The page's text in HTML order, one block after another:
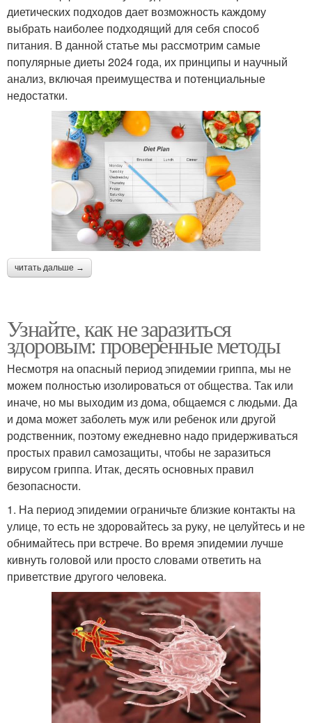
диетических подходов дает возможность каждому
выбрать наиболее подходящий для себя способ
питания. В данной статье мы рассмотрим самые
популярные диеты 2024 года, их принципы и научный
анализ, включая преимущества и потенциальные
недостатки.
читать дальше →
Узнайте, как не заразиться
здоровым: проверенные методы
Несмотря на опасный период эпидемии гриппа, мы не
можем полностью изолироваться от общества. Так или
иначе, но мы выходим из дома, общаемся с людьми. Да
и дома может заболеть муж или ребенок или другой
родственник, поэтому ежедневно надо придерживаться
простых правил самозащиты, чтобы не заразиться
вирусом гриппа. Итак, десять основных правил
безопасности.
1. На период эпидемии ограничьте близкие контакты на
улице, то есть не здоровайтесь за руку, не целуйтесь и не
обнимайтесь при встрече. Во время эпидемии лучше
кивнуть головой или просто словами ответить на
приветствие другого человека.